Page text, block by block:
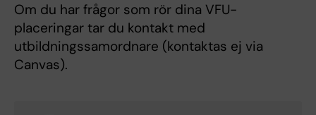
Om du har frågor som rör dina VFU-
placeringar tar du kontakt med
utbildningssamordnare (kontaktas ej via
Canvas).